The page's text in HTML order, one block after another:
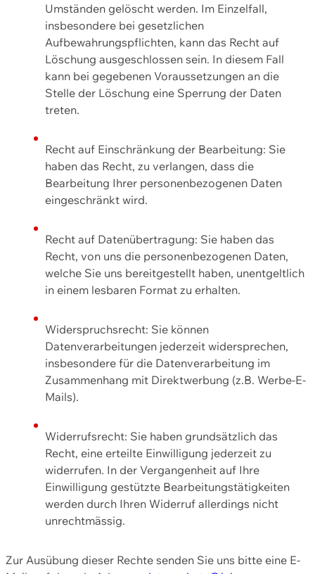
Umständen gelöscht werden. Im Einzelfall,
insbesondere bei gesetzlichen
Aufbewahrungspflichten, kann das Recht auf
Löschung ausgeschlossen sein. In diesem Fall
kann bei gegebenen Voraussetzungen an die
Stelle der Löschung eine Sperrung der Daten
treten.
Recht auf Einschränkung der Bearbeitung: Sie
haben das Recht, zu verlangen, dass die
Bearbeitung Ihrer personenbezogenen Daten
eingeschränkt wird.
Recht auf Datenübertragung: Sie haben das
Recht, von uns die personenbezogenen Daten,
welche Sie uns bereitgestellt haben, unentgeltlich
in einem lesbaren Format zu erhalten.
Widerspruchsrecht: Sie können
Datenverarbeitungen jederzeit widersprechen,
insbesondere für die Datenverarbeitung im
Zusammenhang mit Direktwerbung (z.B. Werbe-E-
Mails).
Widerrufsrecht: Sie haben grundsätzlich das
Recht, eine erteilte Einwilligung jederzeit zu
widerrufen. In der Vergangenheit auf Ihre
Einwilligung gestützte Bearbeitungstätigkeiten
werden durch Ihren Widerruf allerdings nicht
unrechtmässig.
Zur Ausübung dieser Rechte senden Sie uns bitte eine E-